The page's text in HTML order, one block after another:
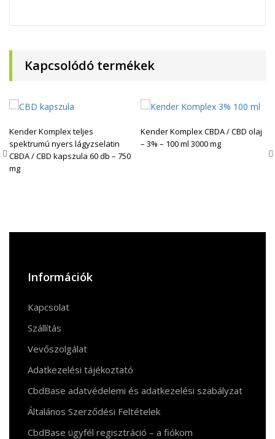
Kapcsolódó termékek
Kender Komplex teljes
spektrumú nyers lágyzselatin
CBDA / CBD kapszula 60 db – 750
mg
Kender Komplex CBDA / CBD olaj
– 3% – 100 ml 3000 mg
Információk
Kapcsolat
Szállítás
Vevőszolgálat
Adatkezelési tájékoztató
CbdBase adatvédelemi és adatkezelési szabályzat
Általános Szerződési Feltételek
CbdBase ügyfél regisztráció – a fiókom